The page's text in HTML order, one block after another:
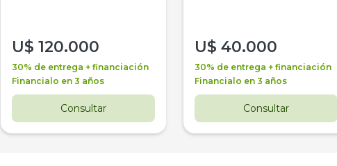
U$ 120.000
30% de entrega + financiación
Financialo en 3 años
Consultar
U$ 40.000
30% de entrega + financiación
Financialo en 3 años
Consultar